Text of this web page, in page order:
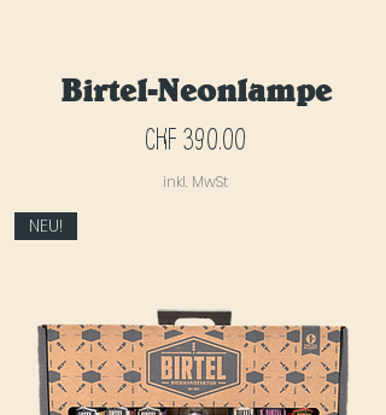
Birtel-Neonlampe
Preis
CHF 390.00
inkl. MwSt
NEU!